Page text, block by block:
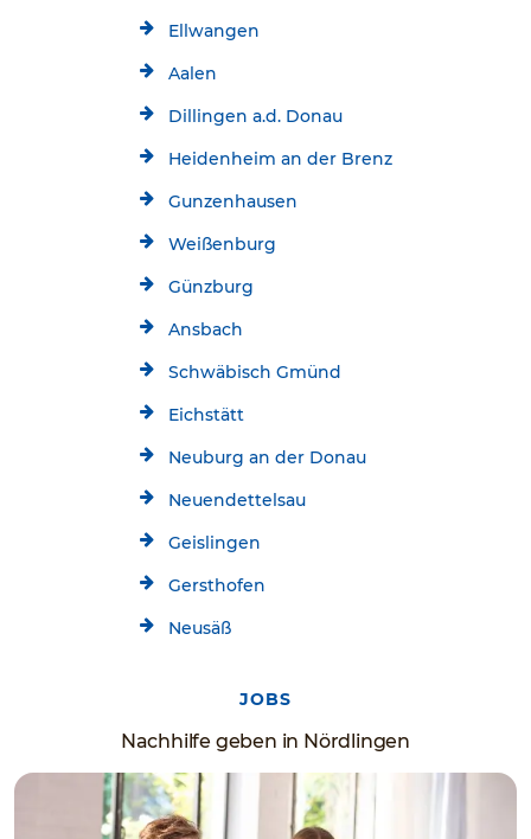
Ellwangen
Aalen
Dillingen a.d. Donau
Heidenheim an der Brenz
Gunzenhausen
Weißenburg
Günzburg
Ansbach
Schwäbisch Gmünd
Eichstätt
Neuburg an der Donau
Neuendettelsau
Geislingen
Gersthofen
Neusäß
JOBS
Nachhilfe geben in Nördlingen